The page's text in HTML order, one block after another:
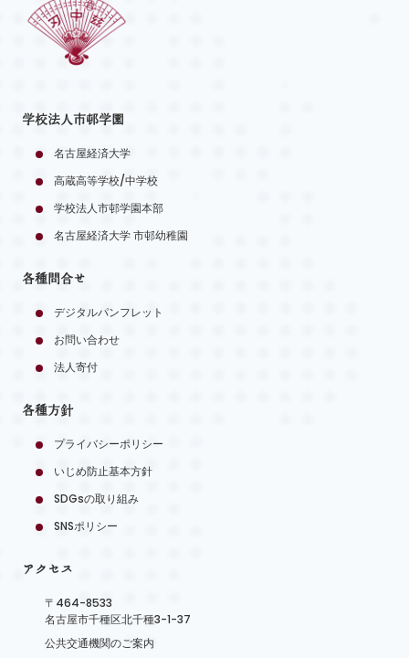
学校法人市邨学園
名古屋経済大学
高蔵高等学校/中学校
学校法人市邨学園本部
名古屋経済大学 市邨幼稚園
各種問合せ
デジタルパンフレット
お問い合わせ
法人寄付
各種方針
プライバシーポリシー
いじめ防止基本方針
SDGsの取り組み
SNSポリシー
アクセス
〒464-8533
名古屋市千種区北千種3-1-37
公共交通機関のご案内